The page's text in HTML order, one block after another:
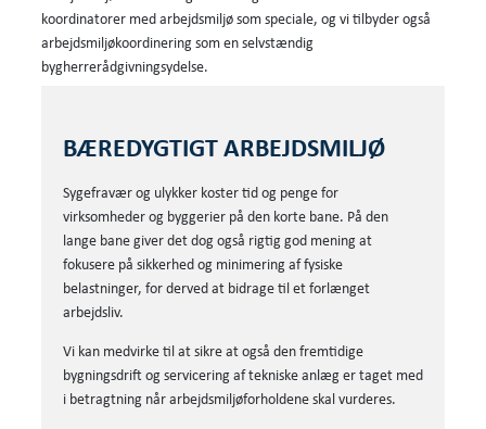
koordinatorer med arbejdsmiljø som speciale, og vi tilbyder også
arbejdsmiljøkoordinering som en selvstændig
bygherrerådgivningsydelse.
BÆREDYGTIGT ARBEJDSMILJØ
Sygefravær og ulykker koster tid og penge for
virksomheder og byggerier på den korte bane. På den
lange bane giver det dog også rigtig god mening at
fokusere på sikkerhed og minimering af fysiske
belastninger, for derved at bidrage til et forlænget
arbejdsliv.
Vi kan medvirke til at sikre at også den fremtidige
bygningsdrift og servicering af tekniske anlæg er taget med
i betragtning når arbejdsmiljøforholdene skal vurderes.